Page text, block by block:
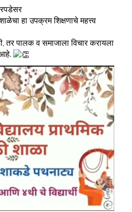
हा उपक्रम शिक्षणाचे महत्त्व
तर पालक व समाजाला विचार करायला